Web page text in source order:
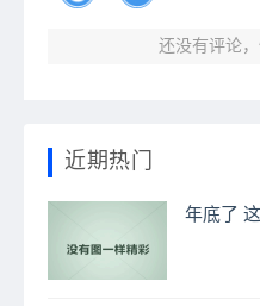
还没有评论，
近期热门
年底了